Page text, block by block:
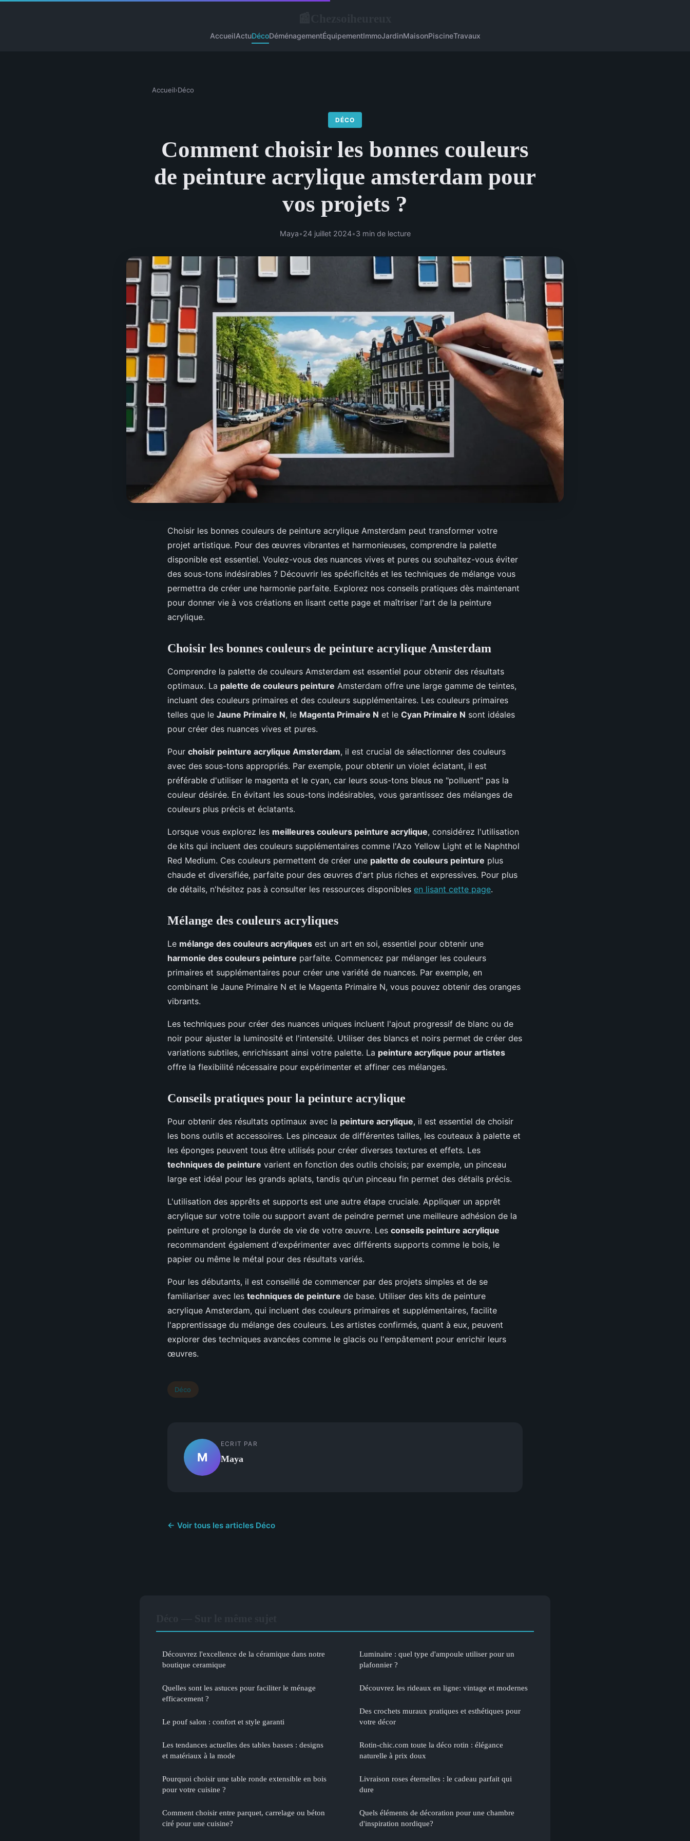
AccueilActuDécoDéménagementÉquipementImmoJardinMaisonPiscineTravaux
Accueil›Déco
DÉCO
Comment choisir les bonnes couleurs
de peinture acrylique amsterdam pour
vos projets ?
Maya•24 juillet 2024•3 min de lecture
Choisir les bonnes couleurs de peinture acrylique Amsterdam peut transformer votre
projet artistique. Pour des œuvres vibrantes et harmonieuses, comprendre la palette
disponible est essentiel. Voulez-vous des nuances vives et pures ou souhaitez-vous éviter
des sous-tons indésirables ? Découvrir les spécificités et les techniques de mélange vous
permettra de créer une harmonie parfaite. Explorez nos conseils pratiques dès maintenant
pour donner vie à vos créations en lisant cette page et maîtriser l'art de la peinture
acrylique.
Choisir les bonnes couleurs de peinture acrylique Amsterdam
Comprendre la palette de couleurs Amsterdam est essentiel pour obtenir des résultats
optimaux. La palette de couleurs peinture Amsterdam offre une large gamme de teintes,
incluant des couleurs primaires et des couleurs supplémentaires. Les couleurs primaires
telles que le Jaune Primaire N, le Magenta Primaire N et le Cyan Primaire N sont idéales
pour créer des nuances vives et pures.
Pour choisir peinture acrylique Amsterdam, il est crucial de sélectionner des couleurs
avec des sous-tons appropriés. Par exemple, pour obtenir un violet éclatant, il est
préférable d'utiliser le magenta et le cyan, car leurs sous-tons bleus ne "polluent" pas la
couleur désirée. En évitant les sous-tons indésirables, vous garantissez des mélanges de
couleurs plus précis et éclatants.
Lorsque vous explorez les meilleures couleurs peinture acrylique, considérez l'utilisation
de kits qui incluent des couleurs supplémentaires comme l'Azo Yellow Light et le Naphthol
Red Medium. Ces couleurs permettent de créer une palette de couleurs peinture plus
chaude et diversifiée, parfaite pour des œuvres d'art plus riches et expressives. Pour plus
de détails, n'hésitez pas à consulter les ressources disponibles en lisant cette page.
Mélange des couleurs acryliques
Le mélange des couleurs acryliques est un art en soi, essentiel pour obtenir une
harmonie des couleurs peinture parfaite. Commencez par mélanger les couleurs
primaires et supplémentaires pour créer une variété de nuances. Par exemple, en
combinant le Jaune Primaire N et le Magenta Primaire N, vous pouvez obtenir des oranges
vibrants.
Les techniques pour créer des nuances uniques incluent l'ajout progressif de blanc ou de
noir pour ajuster la luminosité et l'intensité. Utiliser des blancs et noirs permet de créer des
variations subtiles, enrichissant ainsi votre palette. La peinture acrylique pour artistes
offre la flexibilité nécessaire pour expérimenter et affiner ces mélanges.
Conseils pratiques pour la peinture acrylique
Pour obtenir des résultats optimaux avec la peinture acrylique, il est essentiel de choisir
les bons outils et accessoires. Les pinceaux de différentes tailles, les couteaux à palette et
les éponges peuvent tous être utilisés pour créer diverses textures et effets. Les
techniques de peinture varient en fonction des outils choisis; par exemple, un pinceau
large est idéal pour les grands aplats, tandis qu'un pinceau fin permet des détails précis.
L'utilisation des apprêts et supports est une autre étape cruciale. Appliquer un apprêt
acrylique sur votre toile ou support avant de peindre permet une meilleure adhésion de la
peinture et prolonge la durée de vie de votre œuvre. Les conseils peinture acrylique
recommandent également d'expérimenter avec différents supports comme le bois, le
papier ou même le métal pour des résultats variés.
Pour les débutants, il est conseillé de commencer par des projets simples et de se
familiariser avec les techniques de peinture de base. Utiliser des kits de peinture
acrylique Amsterdam, qui incluent des couleurs primaires et supplémentaires, facilite
l'apprentissage du mélange des couleurs. Les artistes confirmés, quant à eux, peuvent
explorer des techniques avancées comme le glacis ou l'empâtement pour enrichir leurs
œuvres.
Déco
M
ECRIT PAR
Maya
← Voir tous les articles Déco
Découvrez l'excellence de la céramique dans notre
boutique ceramique
Quelles sont les astuces pour faciliter le ménage
efficacement ?
Le pouf salon : confort et style garanti
Les tendances actuelles des tables basses : designs
et matériaux à la mode
Pourquoi choisir une table ronde extensible en bois
pour votre cuisine ?
Comment choisir entre parquet, carrelage ou béton
ciré pour une cuisine?
Luminaire : quel type d'ampoule utiliser pour un
plafonnier ?
Découvrez les rideaux en ligne: vintage et modernes
Des crochets muraux pratiques et esthétiques pour
votre décor
Rotin-chic.com toute la déco rotin : élégance
naturelle à prix doux
Livraison roses éternelles : le cadeau parfait qui
dure
Quels éléments de décoration pour une chambre
d'inspiration nordique?